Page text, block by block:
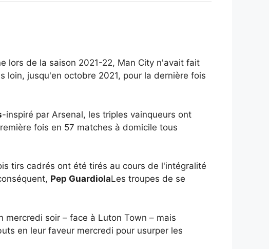
lors de la saison 2021-22, Man City n'avait fait
jusqu'en octobre 2021, pour la dernière fois
-inspiré par Arsenal, les triples vainqueurs ont
fois en 57 matches à domicile tous
tirs cadrés ont été tirés au cours de l'intégralité
Pep GuardiolaLes troupes de se
soir – face à Luton Town – mais
en leur faveur mercredi pour usurper les